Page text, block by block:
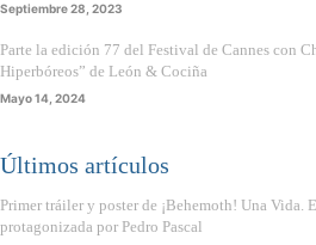
Septiembre 28, 2023
Parte la edición 77 del Festival de Cannes con
Hiperbóreos” de León & Cociña
Mayo 14, 2024
Últimos artículos
Primer tráiler y poster de ¡Behemoth! Una Vida.
protagonizada por Pedro Pascal